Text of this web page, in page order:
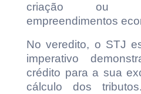
criação ou
empreendimentos
No veredito, o STJ
imperativo
crédito para a sua
cálculo dos